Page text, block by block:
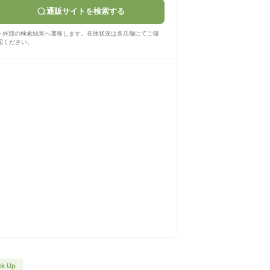
通販サイトを検索する
外部の検索結果へ遷移します。在庫状況は各店舗にてご確
ください。
Up